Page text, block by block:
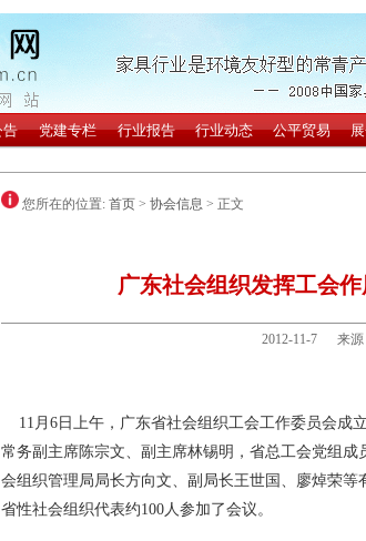
您所在的位置: 首页> 协会信息 > 正文
广东社会组织发挥工会
2012-11-7 来源
11月6日上午，广东省社会组织工会工作委员会成
常务副主席陈宗文、副主席林锡明，省总工会党组
会组织管理局局长方向文、副局长王世国、廖焯荣
省性社会组织代表约100人参加了会议。